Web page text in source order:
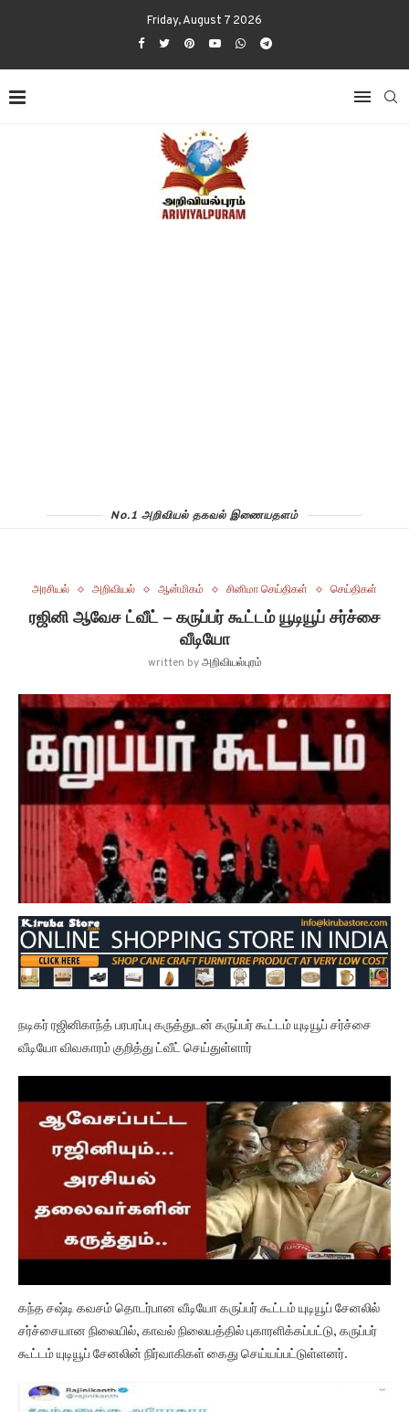
Friday, August 7 2026
No.1 அறிவியல் தகவல் இணையதளம்
அரசியல் அறிவியல் ஆன்மிகம் சினிமா செய்திகள் செய்திகள்
ரஜினி ஆவேச ட்வீட் – கருப்பர் கூட்டம் யூடியூப் சர்ச்சை
வீடியோ
written byஅறிவியல்புரம்
நடிகர் ரஜினிகாந்த் பரபரப்பு கருத்துடன் கருப்பர் கூட்டம் யுடியூப் சர்ச்சை
வீடியோ விவகாரம் குறித்து ட்வீட் செய்துள்ளார்
கந்த சஷ்டி கவசம் தொடர்பான வீடியோ கருப்பர் கூட்டம் யுடியூப் சேனலில்
சர்ச்சையான நிலையில், காவல் நிலையத்தில் புகாரளிக்கப்பட்டு, கருப்பர்
கூட்டம் யுடியூப் சேனலின் நிர்வாகிகள் கைது செய்யப்பட்டுள்ளனர்.